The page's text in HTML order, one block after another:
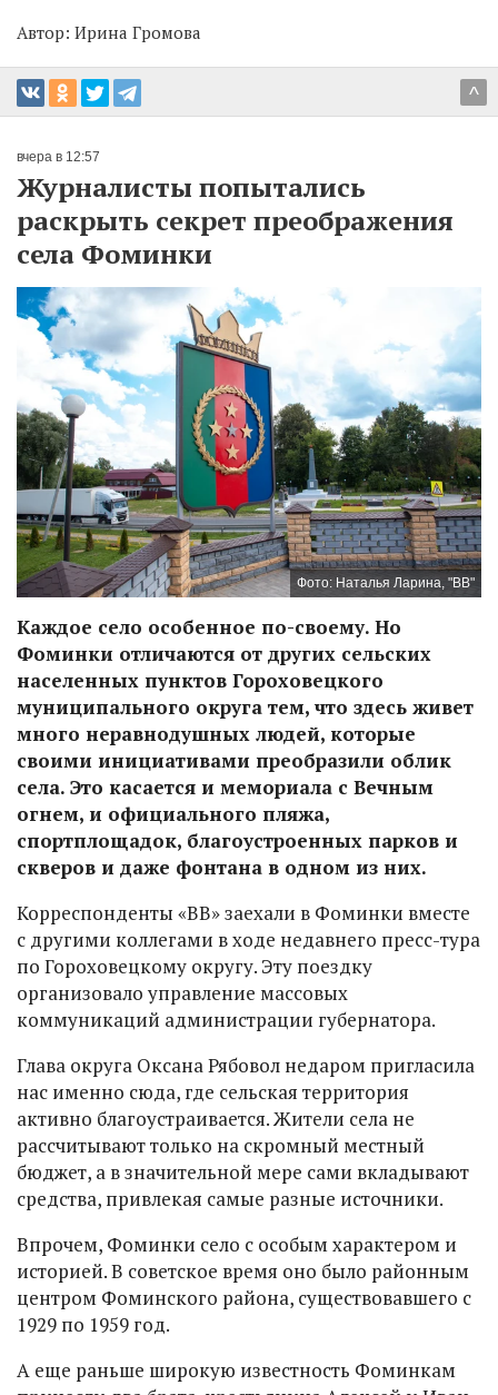
Автор: Ирина Громова
^
вчера в 12:57
Журналисты попытались
раскрыть секрет преображения
села Фоминки
Фото: Наталья Ларина, "ВВ"
Каждое село особенное по-своему. Но
Фоминки отличаются от других сельских
населенных пунктов Гороховецкого
муниципального округа тем, что здесь живет
много неравнодушных людей, которые
своими инициативами преобразили облик
села. Это касается и мемориала с Вечным
огнем, и официального пляжа,
спортплощадок, благоустроенных парков и
скверов и даже фонтана в одном из них.
Корреспонденты «ВВ» заехали в Фоминки вместе
с другими коллегами в ходе недавнего пресс-тура
по Гороховецкому округу. Эту поездку
организовало управление массовых
коммуникаций администрации губернатора.
Глава округа Оксана Рябовол недаром пригласила
нас именно сюда, где сельская территория
активно благоустраивается. Жители села не
рассчитывают только на скромный местный
бюджет, а в значительной мере сами вкладывают
средства, привлекая самые разные источники.
Впрочем, Фоминки село с особым характером и
историей. В советское время оно было районным
центром Фоминского района, существовавшего с
1929 по 1959 год.
А еще раньше широкую известность Фоминкам